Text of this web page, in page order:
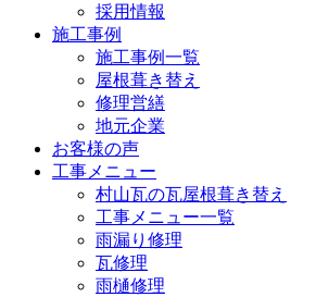
採用情報
施工事例
施工事例一覧
屋根葺き替え
修理営繕
地元企業
お客様の声
工事メニュー
村山瓦の瓦屋根葺き替え
工事メニュー一覧
雨漏り修理
瓦修理
雨樋修理